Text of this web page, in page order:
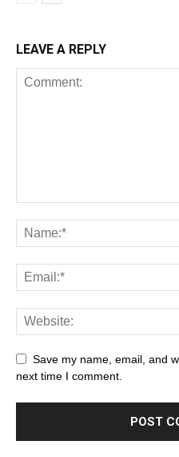
LEAVE A REPLY
Save my name, email, and
next time I comment.